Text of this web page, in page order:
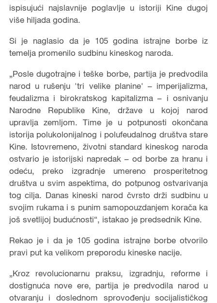
ispisujući najslavnije poglavlje u istoriji Kine dugoj
više hiljada godina.
Si je naglasio da je 105 godina istrajne borbe iz
temelja promenilo sudbinu kineskog naroda.
„Posle dugotrajne i teške borbe, partija je predvodila
narod u rušenju 'tri velike planine' – imperijalizma,
feudalizma i birokratskog kapitalizma – i osnivanju
Narodne Republike Kine, države u kojoj narod
upravlja zemljom. Time je u potpunosti okončana
istorija polukolonijalnog i polufeudalnog društva stare
Kine. Istovremeno, životni standard kineskog naroda
ostvario je istorijski napredak – od borbe za hranu i
odeću, preko izgradnje umereno prosperitetnog
društva u svim aspektima, do potpunog ostvarivanja
tog cilja. Danas kineski narod čvrsto drži sudbinu u
svojim rukama i s punim samopouzdanjem korača ka
još svetlijoj budućnosti“, istakao je predsednik Kine.
Rekao je i da je 105 godina istrajne borbe otvorilo
pravi put ka velikom preporodu kineske nacije.
„Kroz revolucionarnu praksu, izgradnju, reforme i
dostignuća nove ere, partija je predvodila narod u
otvaranju i doslednom sprovođenju socijalističkog